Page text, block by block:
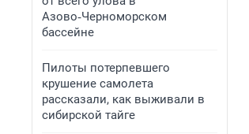
Азово‑Черноморском
бассейне
Пилоты потерпевшего
крушение самолета
рассказали, как выживали в
сибирской тайге